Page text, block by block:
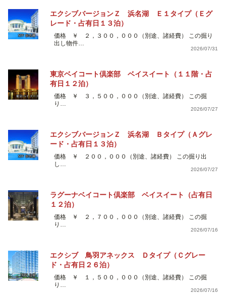
エクシブバージョンＺ 浜名湖 Ｅ１タイプ（Ｅグ
レード・占有日１３泊）
価格 ￥ ２，３００，０００（別途、諸経費） この掘り
出し物件…
2026/07/31
東京ベイコート倶楽部 ベイスイート（１１階・占
有日１２泊）
価格 ￥ ３，５００，０００（別途、諸経費） この掘
り…
2026/07/27
エクシブバージョンＺ 浜名湖 Ｂタイプ（Ａグレ
ード・占有日１３泊）
価格 ￥ ２００，０００（別途、諸経費） この掘り出
し…
2026/07/27
ラグーナベイコート倶楽部 ベイスイート（占有日
１２泊）
価格 ￥ ２，７００，０００（別途、諸経費） この掘
り…
2026/07/16
エクシブ 鳥羽アネックス Ｄタイプ（Ｃグレー
ド・占有日２６泊）
価格 ￥ １，５００，０００（別途、諸経費） この掘
り…
2026/07/16